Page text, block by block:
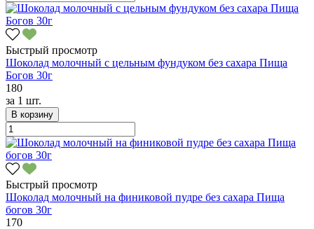
Быстрый просмотр
Шоколад молочный с цельным фундуком без сахара Пища
Богов 30г
180
за 1 шт.
В корзину
Быстрый просмотр
Шоколад молочный на финиковой пудре без сахара Пища
богов 30г
170